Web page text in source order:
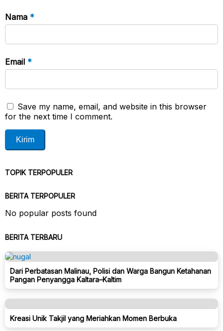
Nama *
Email *
Save my name, email, and website in this browser
for the next time I comment.
TOPIK TERPOPULER
BERITA TERPOPULER
No popular posts found
BERITA TERBARU
Dari Perbatasan Malinau, Polisi dan Warga Bangun Ketahanan
Pangan Penyangga Kaltara–Kaltim
Kreasi Unik Takjil yang Meriahkan Momen Berbuka